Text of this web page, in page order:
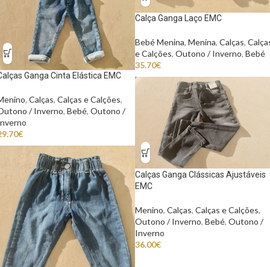
Calça Ganga Laço EMC
Bebé Menina, Menina, Calças,
e Calções, Outono / Inverno, Bebé
35.70€
Ganga Cinta Elástica EMC
, Calças, Calças e Calções,
/ Inverno, Bebé, Outono /
€
Calças Ganga Clássicas Ajustáveis
EMC
Menino, Calças, Calças e Calções,
Outono / Inverno, Bebé, Outono /
Inverno
36.00€